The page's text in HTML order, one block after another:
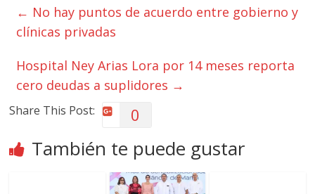
← No hay puntos de acuerdo entre gobierno y
clínicas privadas
Hospital Ney Arias Lora por 14 meses reporta
cero deudas a suplidores →
Share This Post: 0
También te puede gustar